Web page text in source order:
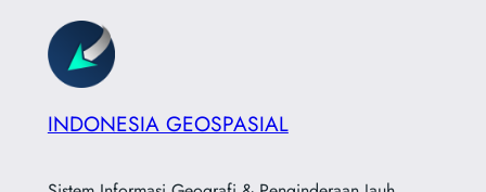
INDONESIA GEOSPASIAL